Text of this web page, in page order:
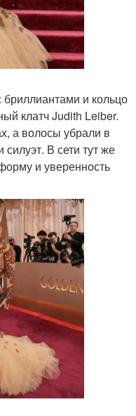
и кольцо
клатч Judith Leiber.
а волосы убрали в
силуэт. В сети тут же
и уверенность